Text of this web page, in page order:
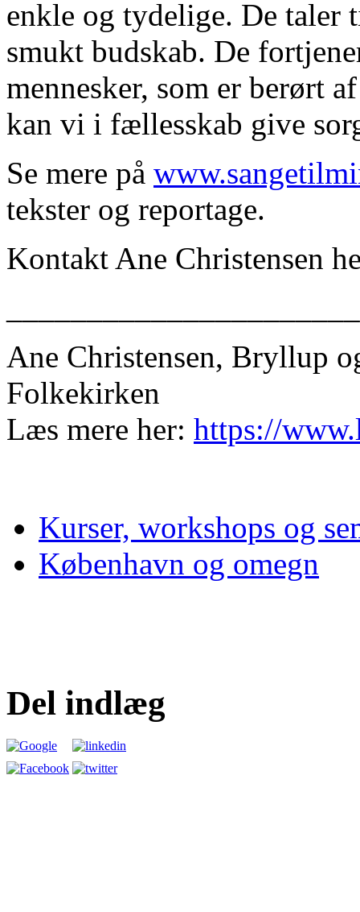
enkle og tydelige. De taler
smukt budskab. De
mennesker, som er berørt
kan vi i fællesskab give
Se mere på
tekster og reportage.
Kontakt Ane Christensen
Ane Christensen, Bryllup
Folkekirken
Læs mere her: https://
Kurser, workshops og
København og omegn
Del indlæg